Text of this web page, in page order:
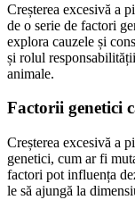
Creșterea excesivă a
de o serie de factori
explora cauzele și
și rolul
animale.
Factorii genetici
Creșterea excesivă a
genetici, cum ar fi
factori pot influența
le să ajungă la